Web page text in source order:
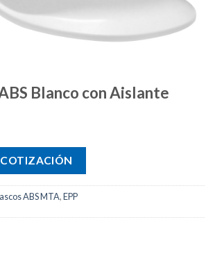
Blanco con Aislante
ABS MTA,EPP